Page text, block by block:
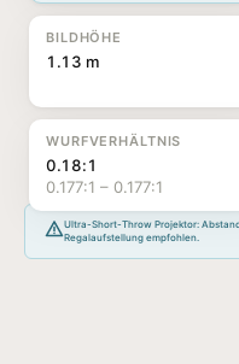
BILDHÖHE
1.13 m
WURFVERHÄLTNIS
0.18:1
0.177:1 – 0.177:1
Ultra-Short-Throw Projektor:
Regalaufstellung empfohlen.